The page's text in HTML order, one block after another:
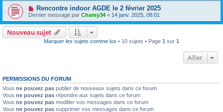
Rencontre indoor AGDE le 2 février 2025
Dernier message par Chamy34 « 14 janv. 2025, 08:01
Nouveau sujet
Marquer les sujets comme lus • 10 sujets • Page 1 sur 1
Aller
PERMISSIONS DU FORUM
Vous ne pouvez pas publier de nouveaux sujets dans ce forum
Vous ne pouvez pas répondre aux sujets dans ce forum
Vous ne pouvez pas modifier vos messages dans ce forum
Vous ne pouvez pas supprimer vos messages dans ce forum